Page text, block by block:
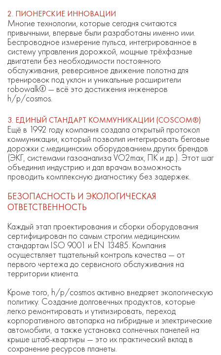
2. ПИОНЕРСКИЕ ИННОВАЦИИ
Многие технологии, которые сегодня считаются
привычными, впервые были разработаны именно ими.
Беспроводное измерение пульса, интегрированное в
систему управления дорожкой, мощные трёхфазные
двигатели без необходимости постоянного
обслуживания, реверсивное движение полотна для
тренировок под уклон и уникальные расширители
robowalk® — всё это достижения инженеров
h/p/cosmos.
3. ЕДИНЫЙ СТАНДАРТ КОММУНИКАЦИИ (COSCOM®)
Ещё в 1992 году компания создала открытый протокол
коммуникации, который позволил интегрировать беговые
дорожки с медицинским оборудованием других брендов
(ЭКГ, системами газоанализа VO2max, ПК и др.). Этот шаг
объединил индустрию и дал врачам возможность
проводить комплексную диагностику без задержек.
БЕЗОПАСНОСТЬ И ЭКОЛОГИЧЕСКАЯ
ОТВЕТСТВЕННОСТЬ
Каждый этап проектирования и сборки оборудования
сертифицирован по самым строгим медицинским
стандартам ISO 9001 и EN 13485. Компания
осуществляет тщательный контроль качества — от
первого чертежа до сервисного обслуживания на
территории клиента.
Кроме того, h/p/cosmos активно внедряет экологическую
политику. Создание долговечных продуктов, которые
легко ремонтировать и утилизировать, переход
корпоративного автопарка на гибридные и электрические
автомобили, а также установка солнечных панелей на
крыше штаб-квартиры — это их практический вклад в
сохранение ресурсов планеты.